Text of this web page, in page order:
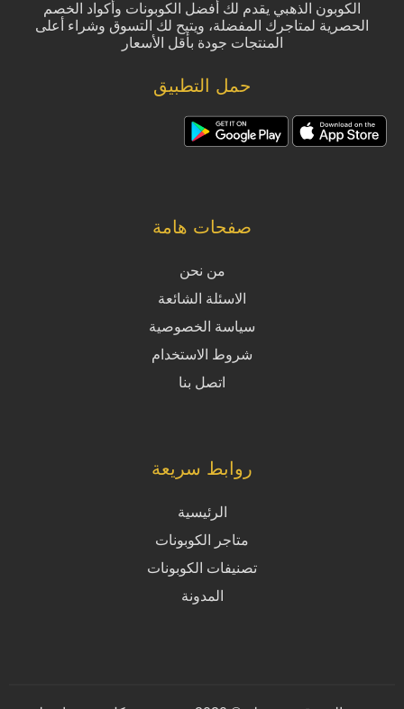
الكوبون الذهبي يقدم لك أفضل الكوبونات وأكواد الخصم
الحصرية لمتاجرك المفضلة، ويتيح لك التسوق وشراء أعلى
المنتجات جودة بأقل الأسعار
حمل التطبيق
صفحات هامة
من نحن
الاسئلة الشائعة
سياسة الخصوصية
شروط الاستخدام
اتصل بنا
روابط سريعة
الرئيسية
متاجر الكوبونات
تصنيفات الكوبونات
المدونة